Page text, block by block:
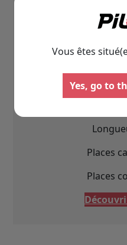
Places
Places
Vous êtes
Yes, go to